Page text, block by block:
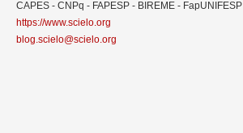
CAPES - CNPq - FAPESP - BIREME - FapUNIFESP
https://www.scielo.org
blog.scielo@scielo.org